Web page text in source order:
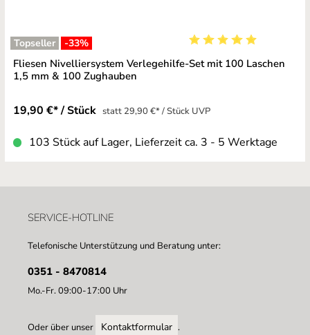
Topseller -33%
Durchschnittliche
Fliesen Nivelliersystem Verlegehilfe-Set mit 100 Laschen
1,5 mm & 100 Zughauben
19,90 €* / Stück statt 29,90 €* / Stück UVP
103 Stück auf Lager, Lieferzeit ca. 3 - 5 Werktage
SERVICE-HOTLINE
Telefonische Unterstützung und Beratung unter:
0351 - 8470814
Mo.-Fr. 09:00-17:00 Uhr
Oder über unser Kontaktformular .